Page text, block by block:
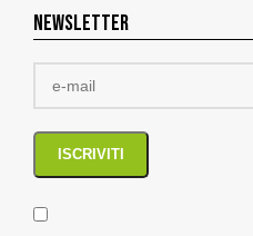
NEWSLETTER